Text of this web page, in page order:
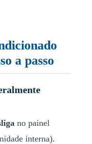
a passo
no painel
interna).